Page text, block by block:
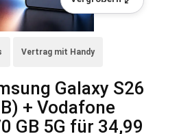
Vertrag mit Handy
Galaxy S26
+ Vodafone
GB 5G für 34,99